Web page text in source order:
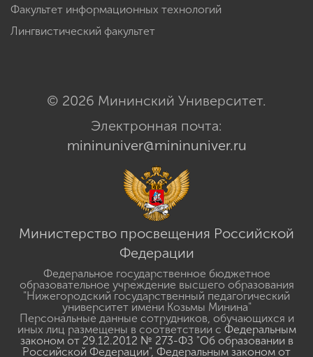
Факультет информационных технологий
Лингвистический факультет
© 2026 Мининский Университет.
Электронная почта:
mininuniver@mininuniver.ru
Министерство просвещения Российской
Федерации
Федеральное государственное бюджетное
образовательное учреждение высшего образования
"Нижегородский государственный педагогический
университет имени Козьмы Минина"
Персональные данные сотрудников, обучающихся и
иных лиц размещены в соответствии с Федеральным
законом от 29.12.2012 № 273-ФЗ "Об образовании в
Российской Федерации", Федеральным законом от